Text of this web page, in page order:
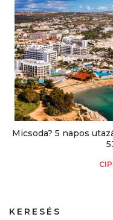
Micsoda? 5 napos
KERESÉS